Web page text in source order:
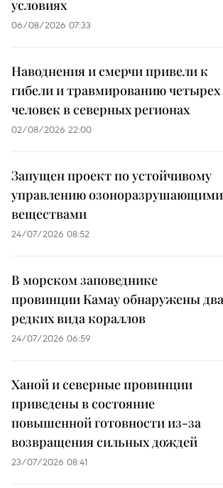
условиях
06/08/2026 07:33
Наводнения и смерчи привели к
гибели и травмированию четырех
человек в северных регионах
02/08/2026 22:00
Запущен проект по устойчивому
управлению озоноразрушающими
веществами
24/07/2026 08:52
В морском заповеднике
провинции Камау обнаружены два
редких вида кораллов
24/07/2026 06:59
Ханой и северные провинции
приведены в состояние
повышенной готовности из-за
возвращения сильных дождей
23/07/2026 08:41